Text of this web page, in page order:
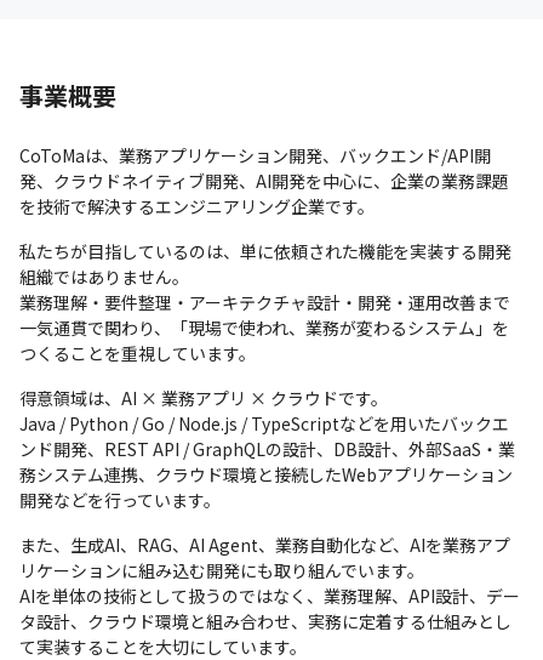
事業概要
CoToMaは、業務アプリケーション開発、バックエンド/API開
発、クラウドネイティブ開発、AI開発を中心に、企業の業務課題
を技術で解決するエンジニアリング企業です。
私たちが目指しているのは、単に依頼された機能を実装する開発
組織ではありません。
業務理解・要件整理・アーキテクチャ設計・開発・運用改善まで
一気通貫で関わり、「現場で使われ、業務が変わるシステム」を
つくることを重視しています。
得意領域は、AI × 業務アプリ × クラウドです。
Java / Python / Go / Node.js / TypeScriptなどを用いたバックエ
ンド開発、REST API / GraphQLの設計、DB設計、外部SaaS・業
務システム連携、クラウド環境と接続したWebアプリケーション
開発などを行っています。
また、生成AI、RAG、AI Agent、業務自動化など、AIを業務アプ
リケーションに組み込む開発にも取り組んでいます。
AIを単体の技術として扱うのではなく、業務理解、API設計、デー
タ設計、クラウド環境と組み合わせ、実務に定着する仕組みとし
て実装することを大切にしています。